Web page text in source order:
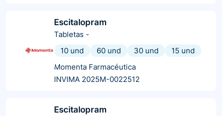
Escitalopram
Tabletas -
10 und
60 und 30 und
15 und
Momenta Farmacéutica
INVIMA 2025M-0022512
Escitalopram